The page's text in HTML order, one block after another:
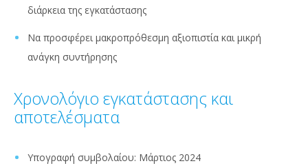
διάρκεια της εγκατάστασης
Να προσφέρει μακροπρόθεσμη αξιοπιστία και μικρή
ανάγκη συντήρησης
Χρονολόγιο εγκατάστασης και
αποτελέσματα
Υπογραφή συμβολαίου: Μάρτιος 2024